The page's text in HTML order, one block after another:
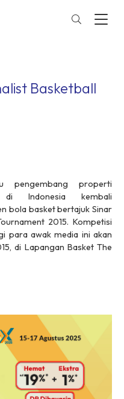
Basketball
pengembang properti
Indonesia kembali
bola basket bertajuk Sinar
2015. Kompetisi
para awak media ini akan
di Lapangan Basket The